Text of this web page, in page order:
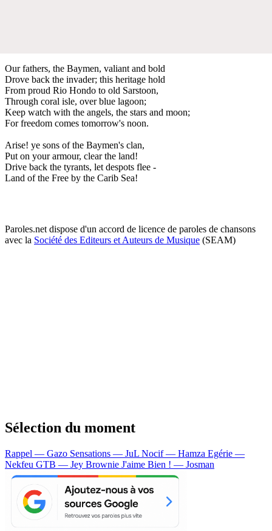
Our fathers, the Baymen, valiant and bold
Drove back the invader; this heritage hold
From proud Rio Hondo to old Sarstoon,
Through coral isle, over blue lagoon;
Keep watch with the angels, the stars and moon;
For freedom comes tomorrow's noon.
Arise! ye sons of the Baymen's clan,
Put on your armour, clear the land!
Drive back the tyrants, let despots flee -
Land of the Free by the Carib Sea!
Paroles.net dispose d'un accord de licence de paroles de chansons
avec la Société des Editeurs et Auteurs de Musique (SEAM)
Sélection du moment
Rappel — Gazo Sensations — JuL Nocif — Hamza Egérie —
Nekfeu GTB — Jey Brownie J'aime Bien ! — Josman